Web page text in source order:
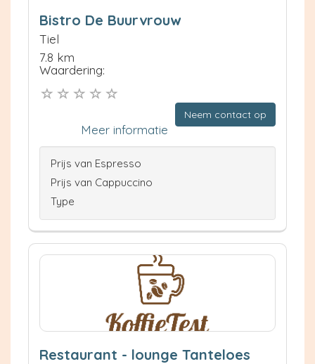
Bistro De Buurvrouw
Tiel
7.8 km
Waardering:
Neem contact op
Meer informatie
Prijs van Espresso
Prijs van Cappuccino
Type
Restaurant - lounge Tanteloes